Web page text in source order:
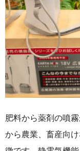
肥料から薬剤の噴
から農業、畜産向